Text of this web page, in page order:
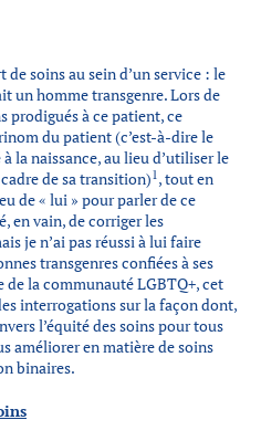
de soins au sein d’un service : le
un homme transgenre. Lors de
prodigués à ce patient, ce
du patient (c’est-à-dire le
la naissance, au lieu d’utiliser le
de sa transition)1 , tout en
de « lui » pour parler de ce
en vain, de corriger les
je n’ai pas réussi à lui faire
transgenres confiées à ses
la communauté LGBTQ+, cet
interrogations sur la façon dont,
l’équité des soins pour tous
améliorer en matière de soins
binaires.